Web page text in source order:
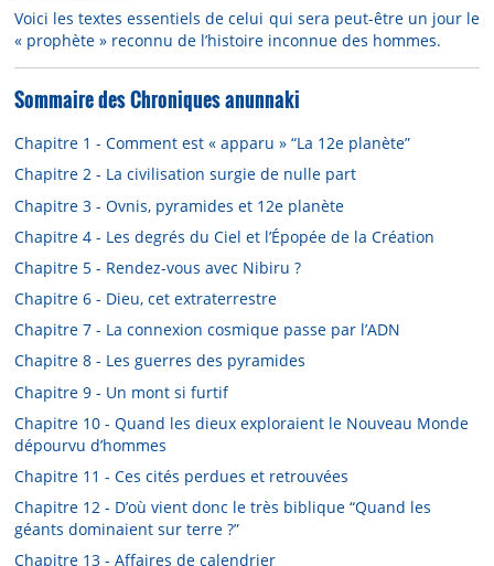
Voici les textes essentiels de celui qui sera peut-être un jour le
« prophète » reconnu de l’histoire inconnue des hommes.
Sommaire des Chroniques anunnaki
Chapitre 1 - Comment est « apparu » “La 12e planète”
Chapitre 2 - La civilisation surgie de nulle part
Chapitre 3 - Ovnis, pyramides et 12e planète
Chapitre 4 - Les degrés du Ciel et l’Épopée de la Création
Chapitre 5 - Rendez-vous avec Nibiru ?
Chapitre 6 - Dieu, cet extraterrestre
Chapitre 7 - La connexion cosmique passe par l’ADN
Chapitre 8 - Les guerres des pyramides
Chapitre 9 - Un mont si furtif
Chapitre 10 - Quand les dieux exploraient le Nouveau Monde
dépourvu d’hommes
Chapitre 11 - Ces cités perdues et retrouvées
Chapitre 12 - D’où vient donc le très biblique “Quand les
géants dominaient sur terre ?”
Chapitre 13 - Affaires de calendrier